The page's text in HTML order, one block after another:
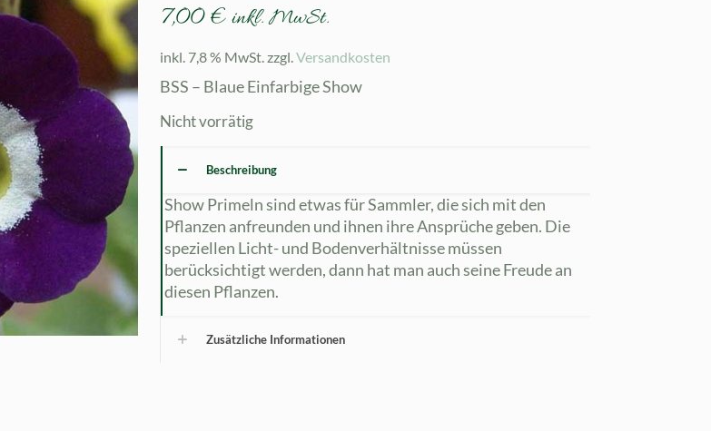
7,00€ inkl. MwSt.
inkl. 7,8 % MwSt.zzgl.Versandkosten
BSS – Blaue Einfarbige Show
Nicht vorrätig
Beschreibung
Show Primeln sind etwas für Sammler, die sich mit den
Pflanzen anfreunden und ihnen ihre Ansprüche geben. Die
speziellen Licht- und Bodenverhältnisse müssen
berücksichtigt werden, dann hat man auch seine Freude an
diesen Pflanzen.
Zusätzliche Informationen